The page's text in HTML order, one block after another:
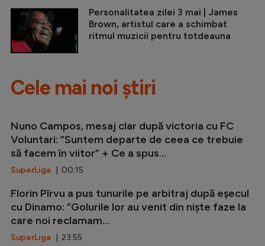
Personalitatea zilei 3 mai | James
Brown, artistul care a schimbat
ritmul muzicii pentru totdeauna
Cele mai noi știri
Nuno Campos, mesaj clar după victoria cu FC
Voluntari: ”Suntem departe de ceea ce trebuie
să facem în viitor” + Ce a spus...
SuperLiga | 00:15
Florin Pîrvu a pus tunurile pe arbitraj după eșecul
cu Dinamo: ”Golurile lor au venit din niște faze la
care noi reclamam...
SuperLiga | 23:55